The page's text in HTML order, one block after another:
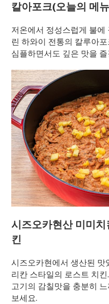
칼아포크(오늘의 메
저온에서 정성스럽게 불
린 하와이 전통의 칼루아포
심플하면서도 깊은 맛을
시즈오카현산 미미
킨
시즈오카현에서 생산된 맛
리칸 스타일의 로스트 치킨.
고기의 감칠맛을 충분히
보세요.